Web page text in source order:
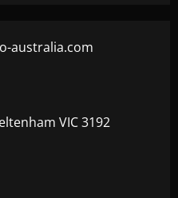
australia.com
VIC 3192